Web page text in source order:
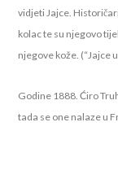
vidjeti Jajce.
kolac te su njegovo
njegove kože. (“Jajce
Godine 1888. Ćiro
tada se one nalaze u